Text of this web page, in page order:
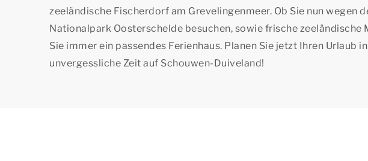
zeeländische Fischerdorf am Grevelingenmeer. Ob Sie nun wegen
Nationalpark Oosterschelde besuchen, sowie frische zeeländische
Sie immer ein passendes Ferienhaus. Planen Sie jetzt Ihren Urlaub
unvergessliche Zeit auf Schouwen-Duiveland!